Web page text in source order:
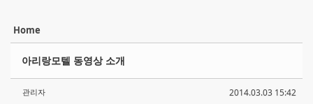
Home
2014.03.03 15:42
아리랑모텔 동영상 소개
관리자
Sketchbook5, 스케치북5
Sketchbook5, 스케치북5